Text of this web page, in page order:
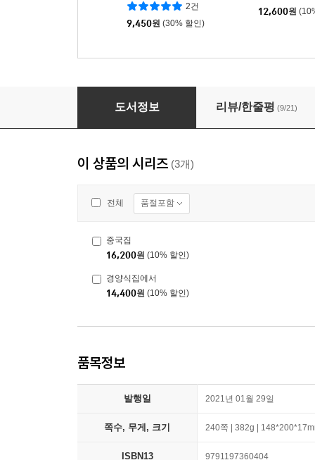
2건
9,450원 (30% 할인)
12,600원
경양식집에서
도서정보 리뷰/한줄평 (9/21)
이 상품의 시리즈 (3개)
전체 품절포함
중국집
16,200원 (10% 할인)
경양식집에서
14,400원 (10% 할인)
품목정보
발행일 2021년 01월 29일
쪽수, 무게, 크기 240쪽 | 382g |
ISBN13 9791197360404